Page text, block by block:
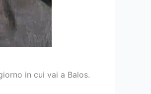
in cui vai a Balos.